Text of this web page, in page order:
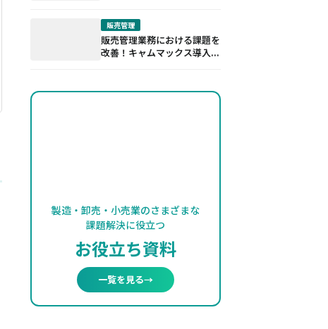
販売管理
販売管理業務における課題を
改善！キャムマックス導入...
製造・卸売・小売業のさまざまな
課題解決に役立つ
お役立ち資料
一覧を見る→